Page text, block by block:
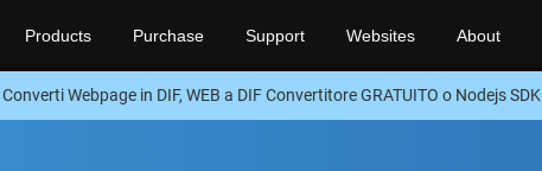
Products Purchase Support Websites About
Converti Webpage in DIF, WEB a DIF Convertitore GRATUITO o Nodejs SDK